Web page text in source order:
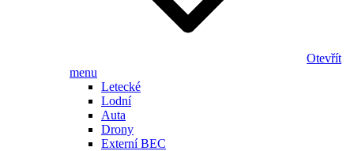
Otevřít
menu
Letecké
Lodní
Auta
Drony
Externí BEC